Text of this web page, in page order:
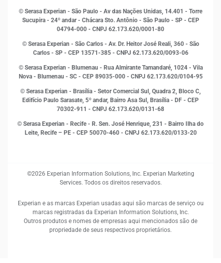
Inovação e Tecnologia
Leis e impostos
Marketing
Open Finance
Proteção de Dados
Sustentabilidade Corporativa
© Serasa Experian - São Paulo - Av das Nações Unidas, 14.401 - Torre
Sucupira - 24º andar - Chácara Sto. Antônio - São Paulo - SP - CEP
04794-000 - CNPJ 62.173.620/0001-80
© Serasa Experian - São Carlos - Av. Dr. Heitor José Reali, 360 - São
Carlos - SP - CEP 13571-385 - CNPJ 62.173.620/0093-06
© Serasa Experian - Blumenau - Rua Almirante Tamandaré, 1024 - Vila
Nova - Blumenau - SC - CEP 89035-000 - CNPJ 62.173.620/0104-95
© Serasa Experian - Brasília - Setor Comercial Sul, Quadra 2, Bloco C,
Edifício Paulo Sarasate, 5º andar, Bairro Asa Sul, Brasília - DF - CEP
70302-911 - CNPJ 62.173.620/0131-68
© Serasa Experian - Recife - R. Sen. José Henrique, 231 - Bairro Ilha do
Leite, Recife – PE - CEP 50070-460 - CNPJ 62.173.620/0133-20
©2026 Experian Information Solutions, Inc. Experian Marketing
Services. Todos os direitos reservados.
Experian e as marcas Experian usadas aqui são marcas de serviço ou
marcas registradas da Experian Information Solutions, Inc.
Outros produtos e nomes de empresas aqui mencionados são de
propriedade de seus respectivos proprietários.